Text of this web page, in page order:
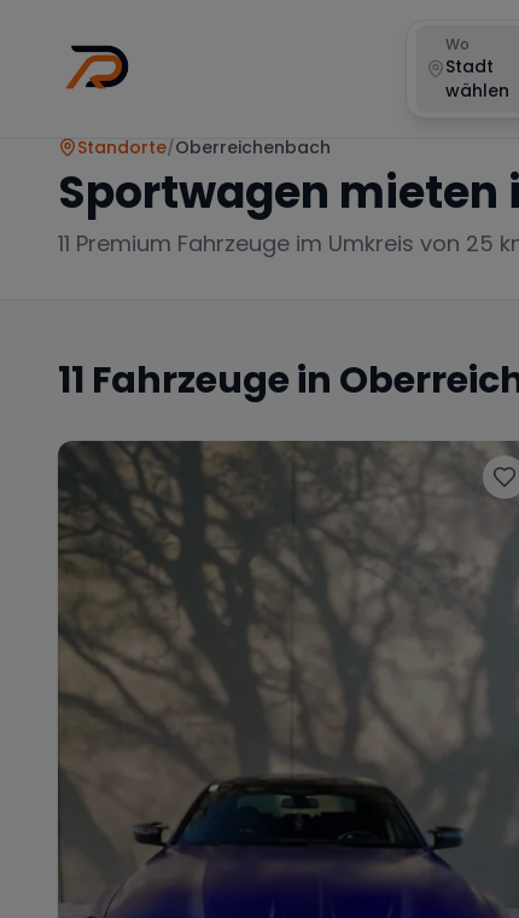
Wo
Stadt
wählen
Standorte/Oberreichenbach
Sportwagen mieten
11 Premium Fahrzeuge im Umkreis von 25
11 Fahrzeuge in